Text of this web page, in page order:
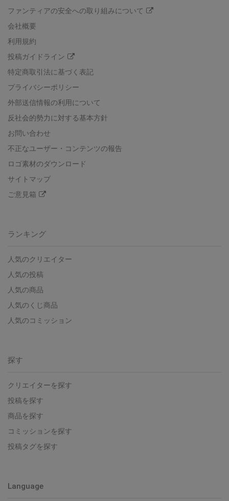
ファンティアの安全への取り組みについて
会社概要
利用規約
投稿ガイドライン
特定商取引法に基づく表記
プライバシーポリシー
外部送信情報の利用について
反社会的勢力に対する基本方針
お問い合わせ
不正なユーザー・コンテンツの報告
ロゴ素材のダウンロード
サイトマップ
ご意見箱
ランキング
人気のクリエイター
人気の投稿
人気の商品
人気のくじ商品
人気のコミッション
探す
クリエイターを探す
投稿を探す
商品を探す
コミッションを探す
投稿タグを探す
Language